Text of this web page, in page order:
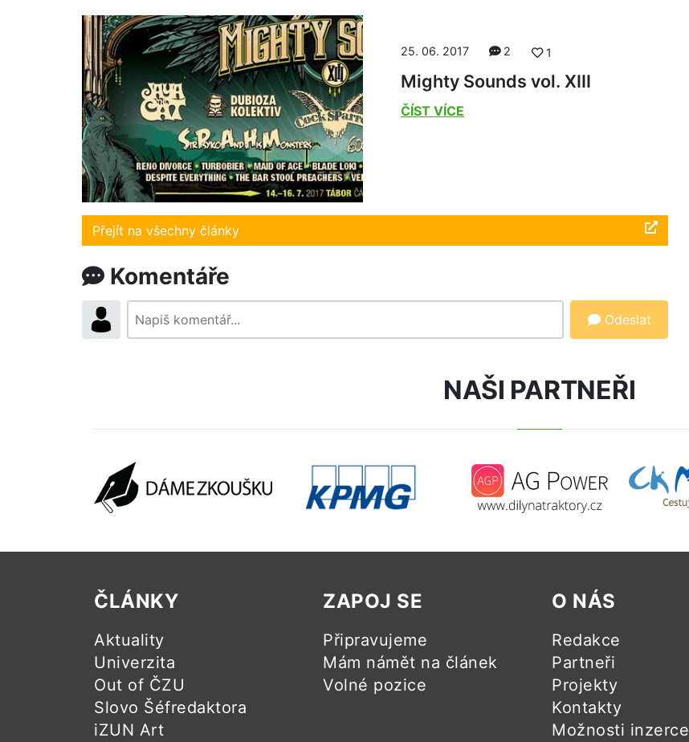
25. 06. 2017 2 1
Mighty Sounds vol. XIII
ČÍST VÍCE
Přejít na všechny články
Komentáře
Odeslat
NAŠI PARTNEŘI
ČLÁNKY
Aktuality
Univerzita
Out of ČZU
Slovo Šéfredaktora
iZUN Art
ZAPOJ SE
Připravujeme
Mám námět na článek
Volné pozice
O NÁS
Redakce
Partneři
Projekty
Kontakty
Možnosti inzerce